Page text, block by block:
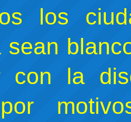
los
sean
con la